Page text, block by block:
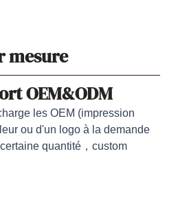
mesure
OEM&ODM
les OEM (impression
ou d'un logo à la demande
quantité，custom